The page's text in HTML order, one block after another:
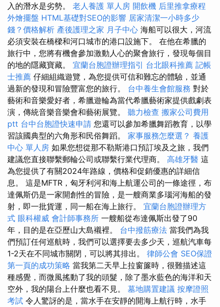
入的潛水是劣勢。 老人養護 單人房 開飲機 后里推拿療程
外燴擺盤 HTML基礎對SEO的影響 居家清潔一小時多少
錢？價格解析 產後護理之家 月子中心 海船可以很大，河流
必須安裝在橋樑和河口城市的港口設施下。 在他在希臘的
旅行中，您將有機會參加激動人心的聚會旅行，發現每個目
的地的隱藏寶藏。 宜蘭台胞證辦理指引 台北眼科推薦 記帳
士推薦 仔細組織遊覽，為您提供可信和難忘的體驗，並通
過新的發現和冒險豐富您的旅行。 台中養生會館服務 對於
藝術和音樂愛好者，希臘遊輪為當代希臘藝術家提供戲劇表
演，傳統音樂音樂會和藝術展覽。 聽力檢查 搬家公司費用
ptt 台中台胞證快速申請 您還可以參加希臘舞蹈教育，以學
習該國典型的六角形和民俗舞蹈。 家事服務怎麼選？ 養護
中心 單人房 如果您想從那不勒斯港口預訂埃及之旅，我們
建議您直接聯繫郵輪公司或聯繫行業代理商。 高雄牙醫 這
為您提供了有關2024年路線，價格和促銷優惠的詳細信
息。 這是MFTR，匈牙利河和海上航運公司的一條途徑，布
達佩斯仍是一家開創性的冒險，是一艘商業多瑙河海船的發
射，即一批貨運，同一船在海上旅行。 宜蘭台胞證辦理方
式 眼科權威 會計師事務所 一艘船從布達佩斯出發了90
年，目的是在亞歷山大島襯裡。 台中撥筋療法 當我們為我
們預訂任何巡航時，我們可以選擇要去多少天，巡航汽車每
1-2天在不同城市關閉，可以將其排出。 律師公會 SEO保證
第一頁的成功策略 當我第二天早上拉窗簾時，很難描述這
種感覺，而微風搖動了我的頭髮，除了墨水藍色的海洋和天
空外，我的陽台上什麼也看不見。 墓地購置建議 按摩證照
考試 令人驚訝的是，當水手在安靜的開海上航行時，水手